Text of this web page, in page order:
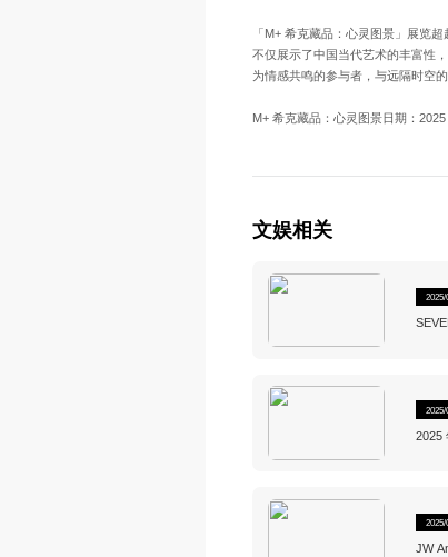
「M+ 希克藏品：心灵图景」展览
不仅展示了中国当代艺术的丰富性
为情感共鸣的参与者，与远隔时空
M+ 希克藏品：心灵图景日期：
文娱相关
2025/
2025/
2025
2025/
JW